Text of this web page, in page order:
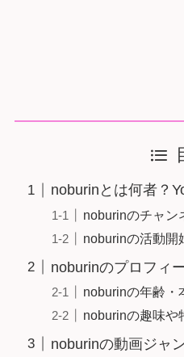
noburinとは何者？
noburinのチャン
noburinの活動開
noburinのプロフィ
noburinの年齢・
noburinの趣味や
noburinの動画ジャ